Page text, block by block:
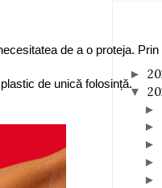
de a o proteja.
de unică folosință.
►
▼
►
►
►
►
►